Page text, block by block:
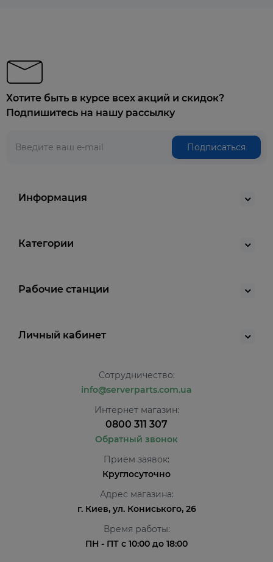
Хотите быть в курсе всех акций и скидок?
Подпишитесь на нашу рассылку
Подписаться
Информация
Категории
Рабочие станции
Личный кабинет
Сотрудничество:
info@serverparts.com.ua
Интернет магазин:
0800 311 307
Обратный звонок
Прием заявок:
Круглосуточно
Адрес магазина:
г. Киев, ул. Кониського, 26
Время работы:
ПН - ПТ с 10:00 до 18:00